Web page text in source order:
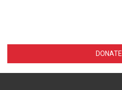
DONATE